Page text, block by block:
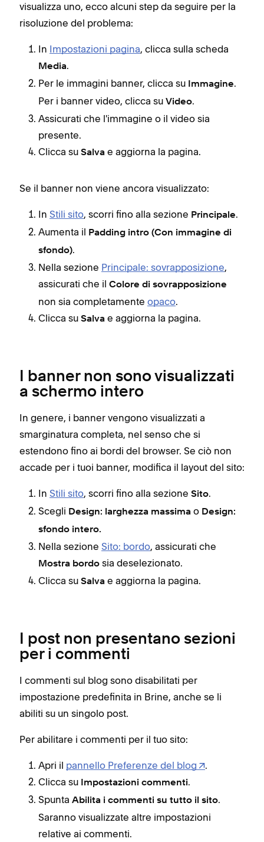
visualizza uno, ecco alcuni step da seguire per la
risoluzione del problema:
In Impostazioni pagina, clicca sulla scheda
Media.
Per le immagini banner, clicca su
Immagine.
Per i banner video, clicca su Video.
Assicurati che l'immagine o il video sia
presente.
Clicca su Salva e aggiorna la pagina.
Se il banner non viene ancora visualizzato:
In Stili sito, scorri fino alla sezione Principale.
Aumenta il Padding intro (Con immagine di
sfondo).
Nella sezione Principale: sovrapposizione,
assicurati che il Colore di sovrapposizione
non sia completamente opaco.
Clicca su Salva e aggiorna la pagina.
I banner non sono visualizzati
a schermo intero
In genere, i banner vengono visualizzati a
smarginatura completa, nel senso che si
estendono fino ai bordi del browser. Se ciò non
accade per i tuoi banner, modifica il layout del sito:
In Stili sito, scorri fino alla sezione Sito.
Scegli Design: larghezza massima o Design:
sfondo intero.
Nella sezione Sito: bordo, assicurati che
Mostra bordo sia deselezionato.
Clicca su Salva e aggiorna la pagina.
I post non presentano sezioni
per i commenti
I commenti sul blog sono disabilitati per
impostazione predefinita in Brine, anche se li
abiliti su un singolo post.
Per abilitare i commenti per il tuo sito:
Apri il pannello Preferenze del blog
.
Clicca su
Impostazioni commenti.
Spunta Abilita i commenti su tutto il sito.
Saranno visualizzate altre impostazioni
relative ai commenti.